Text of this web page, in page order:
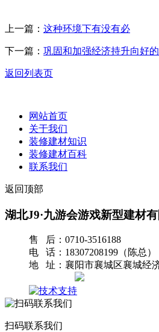
上一篇： 这种环境下有没有必
下一篇： 巩固和加强经济持升向好
返回列表页
网站首页
关于我们
装修建材知识
装修建材百科
联系我们
返回顶部
湖北J9·九游会游戏新型建材
售 后：0710-3516188
电 话：18307208199（陈总）
地 址：襄阳市襄城区襄城经
扫码联系我们